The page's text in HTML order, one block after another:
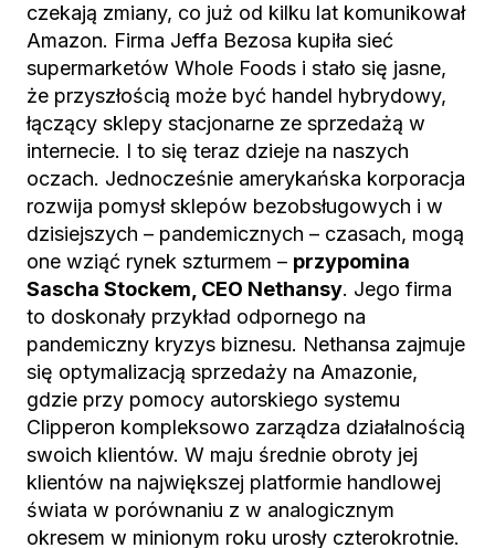
czekają zmiany, co już od kilku lat komunikował
Amazon. Firma Jeffa Bezosa kupiła sieć
supermarketów Whole Foods i stało się jasne,
że przyszłością może być handel hybrydowy,
łączący sklepy stacjonarne ze sprzedażą w
internecie. I to się teraz dzieje na naszych
oczach. Jednocześnie amerykańska korporacja
rozwija pomysł sklepów bezobsługowych i w
dzisiejszych – pandemicznych – czasach, mogą
one wziąć rynek szturmem – przypomina
Sascha Stockem, CEO Nethansy. Jego firma
to doskonały przykład odpornego na
pandemiczny kryzys biznesu. Nethansa zajmuje
się optymalizacją sprzedaży na Amazonie,
gdzie przy pomocy autorskiego systemu
Clipperon kompleksowo zarządza działalnością
swoich klientów. W maju średnie obroty jej
klientów na największej platformie handlowej
świata w porównaniu z w analogicznym
okresem w minionym roku urosły czterokrotnie.